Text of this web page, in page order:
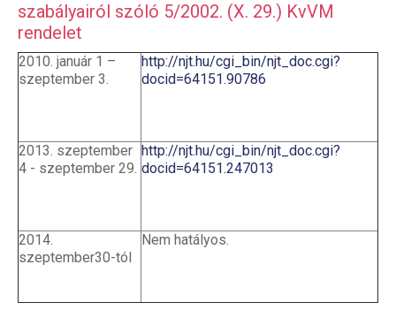
szabályairól szóló 5/2002. (X. 29.) KvVM
rendelet
2010. január 1 –
szeptember 3.
http://njt.hu/cgi_bin/njt_doc.cgi?
docid=64151.90786
2013. szeptember
4 - szeptember 29.
http://njt.hu/cgi_bin/njt_doc.cgi?
docid=64151.247013
2014.
szeptember30-tól
Nem hatályos.